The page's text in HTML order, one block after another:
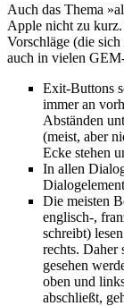
Auch das Thema
Apple nicht zu
Vorschläge (die
auch in vielen
Exit-Buttons
immer an
Abständen
(meist, aber
Ecke stehen
In allen
Die meisten
englisch-,
schreibt)
rechts. Daher
gesehen
oben und
abschließt,